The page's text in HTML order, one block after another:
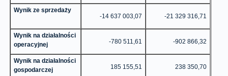
Wynik ze sprzedaży
-14 637 003,07
-21 329 316,71
Wynik na działalności
operacyjnej
-780 511,61 -902 866,32
Wynik na działalności
gospodarczej
185 155,51 238 350,70